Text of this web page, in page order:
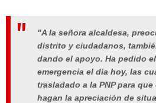
"A la señora alcaldesa,
distrito y ciudadanos,
dando el apoyo. Ha pedido
emergencia el día hoy, las
trasladado a la PNP para
hagan la apreciación de